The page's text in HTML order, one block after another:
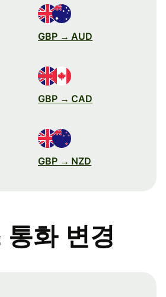
GBP → AUD
GBP → CAD
GBP → NZD
통화 변경